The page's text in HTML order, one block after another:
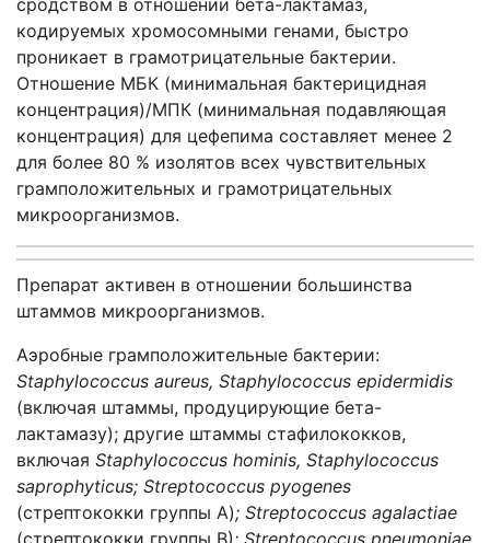
сродством в отношении бета-лактамаз,
кодируемых хромосомными генами, быстро
проникает в грамотрицательные бактерии.
Отношение МБК (минимальная бактерицидная
концентрация)/МПК (минимальная подавляющая
концентрация) для цефепима составляет менее 2
для более 80 % изолятов всех чувствительных
грамположительных и грамотрицательных
микроорганизмов.
Препарат активен в отношении большинства
штаммов микроорганизмов.
Аэробные грамположительные бактерии:
Staphylococcus aureus, Staphylococcus epidermidis
(включая штаммы, продуцирующие бета-
лактамазу); другие штаммы стафилококков,
включая Staphylococcus hominis, Staphylococcus
saprophyticus; Streptococcus pyogenes
(стрептококки группы А); Streptococcus agalactiae
(стрептококки группы B); Streptococcus pneumoniae